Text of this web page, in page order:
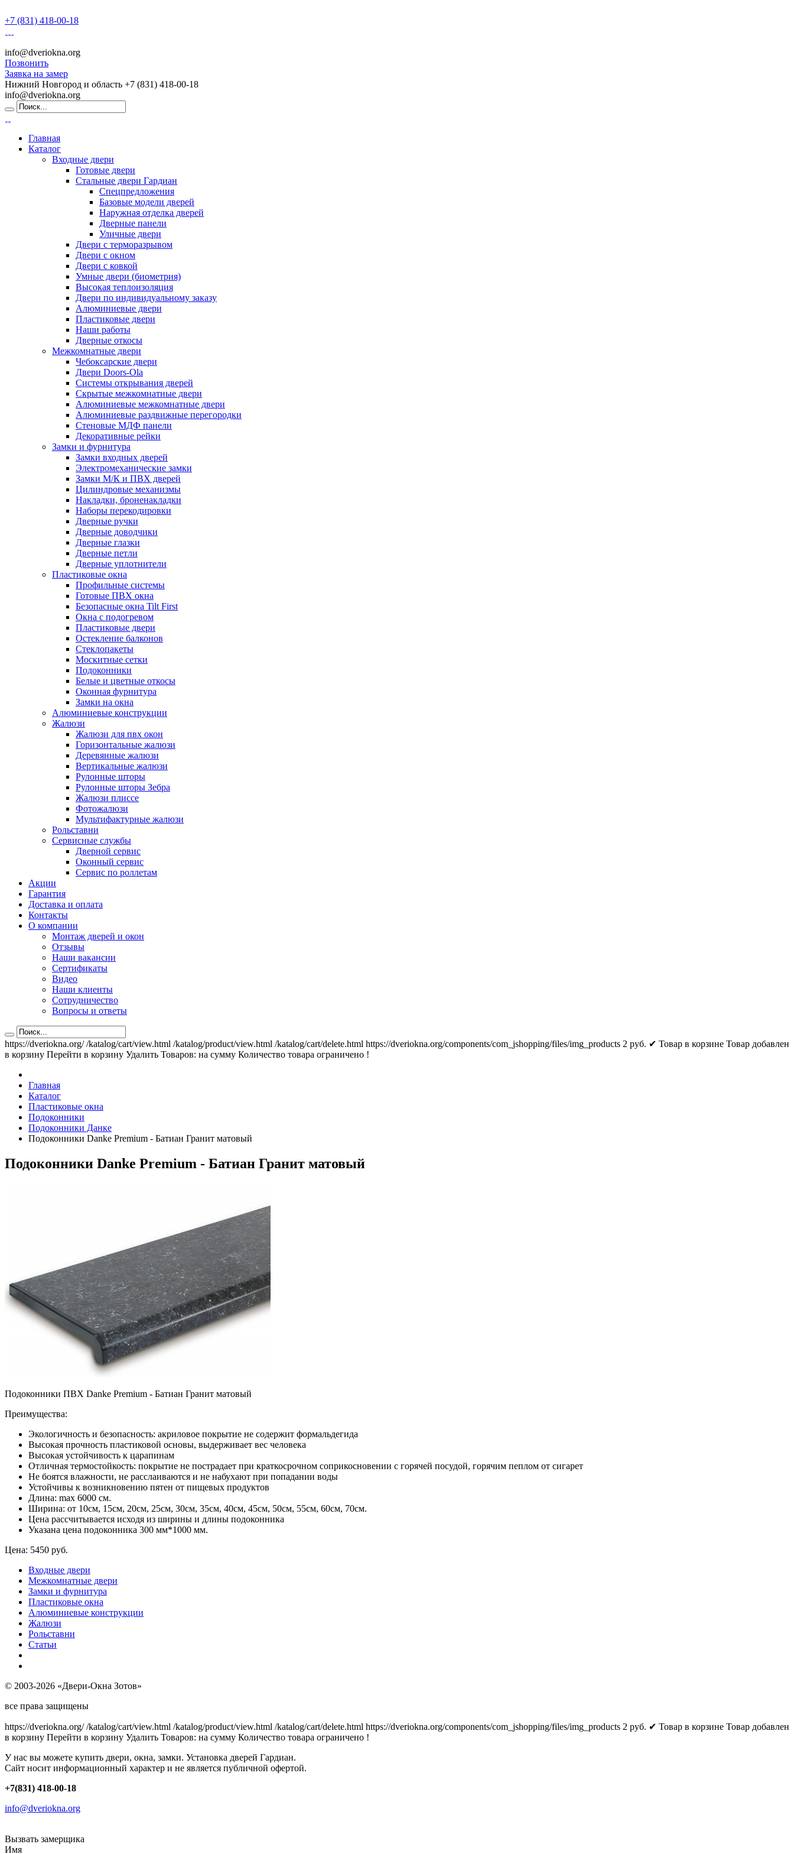
+7 (831) 418-00-18
info@dveriokna.org
Позвонить
Заявка на замер
Нижний Новгород и область +7 (831) 418-00-18
info@dveriokna.org
Главная
Каталог
Входные двери
Готовые двери
Стальные двери Гардиан
Спецпредложения
Базовые модели дверей
Наружная отделка дверей
Дверные панели
Уличные двери
Двери с терморазрывом
Двери с окном
Двери с ковкой
Умные двери (биометрия)
Высокая теплоизоляция
Двери по индивидуальному заказу
Алюминиевые двери
Пластиковые двери
Наши работы
Дверные откосы
Межкомнатные двери
Чебоксарские двери
Двери Doors-Ola
Системы открывания дверей
Скрытые межкомнатные двери
Алюминиевые межкомнатные двери
Алюминиевые раздвижные перегородки
Стеновые МДФ панели
Декоративные рейки
Замки и фурнитура
Замки входных дверей
Электромеханические замки
Замки М/К и ПВХ дверей
Цилиндровые механизмы
Накладки, броненакладки
Наборы перекодировки
Дверные ручки
Дверные доводчики
Дверные глазки
Дверные петли
Дверные уплотнители
Пластиковые окна
Профильные системы
Готовые ПВХ окна
Безопасные окна Tilt First
Окна с подогревом
Пластиковые двери
Остекление балконов
Стеклопакеты
Москитные сетки
Подоконники
Белые и цветные откосы
Оконная фурнитура
Замки на окна
Алюминиевые конструкции
Жалюзи
Жалюзи для пвх окон
Горизонтальные жалюзи
Деревянные жалюзи
Вертикальные жалюзи
Рулонные шторы
Рулонные шторы Зебра
Жалюзи плиссе
Фотожалюзи
Мультифактурные жалюзи
Рольставни
Сервисные службы
Дверной сервис
Оконный сервис
Сервис по роллетам
Акции
Гарантия
Доставка и оплата
Контакты
О компании
Монтаж дверей и окон
Отзывы
Наши вакансии
Сертификаты
Видео
Наши клиенты
Сотрудничество
Вопросы и ответы
https://dveriokna.org/ /katalog/cart/view.html /katalog/product/view.html /katalog/cart/delete.html https://dveriokna.org/components/com_jshopping/files/img_products 2 руб. ✔ Товар в корзине Товар добавлен
в корзину Перейти в корзину Удалить Товаров: на сумму Количество товара ограничено !
Главная
Каталог
Пластиковые окна
Подоконники
Подоконники Данке
Подоконники Danke Premium - Батиан Гранит матовый
Подоконники Danke Premium - Батиан Гранит матовый
Подоконники ПВХ Danke Premium - Батиан Гранит матовый
Преимущества:
Экологичность и безопасность: акриловое покрытие не содержит формальдегида
Высокая прочность пластиковой основы, выдерживает вес человека
Высокая устойчивость к царапинам
Отличная термостойкость: покрытие не пострадает при краткосрочном соприкосновении с горячей посудой, горячим пеплом от сигарет
Не боятся влажности, не расслаиваются и не набухают при попадании воды
Устойчивы к возникновению пятен от пищевых продуктов
Длина: max 6000 см.
Ширина: от 10см, 15см, 20см, 25см, 30см, 35см, 40см, 45см, 50см, 55см, 60см, 70см.
Цена рассчитывается исходя из ширины и длины подоконника
Указана цена подоконника 300 мм*1000 мм.
Цена: 5450 руб.
Входные двери
Межкомнатные двери
Замки и фурнитура
Пластиковые окна
Алюминиевые конструкции
Жалюзи
Рольставни
Статьи
© 2003-2026 «Двери-Окна Зотов»
все права защищены
https://dveriokna.org/ /katalog/cart/view.html /katalog/product/view.html /katalog/cart/delete.html https://dveriokna.org/components/com_jshopping/files/img_products 2 руб. ✔ Товар в корзине Товар добавлен
в корзину Перейти в корзину Удалить Товаров: на сумму Количество товара ограничено !
У нас вы можете купить двери, окна, замки. Установка дверей Гардиан.
Сайт носит информационный характер и не является публичной офертой.
+7(831) 418-00-18
info@dveriokna.org
Вызвать замерщика
Имя